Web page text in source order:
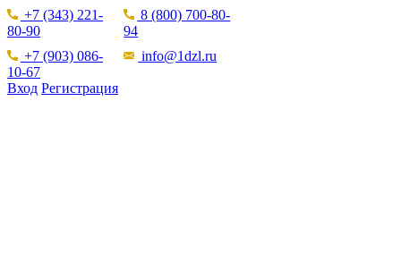
+7 (343) 221-
80-90
8 (800) 700-80-
94
+7 (903) 086-
10-67
info@1dzl.ru
Вход Регистрация